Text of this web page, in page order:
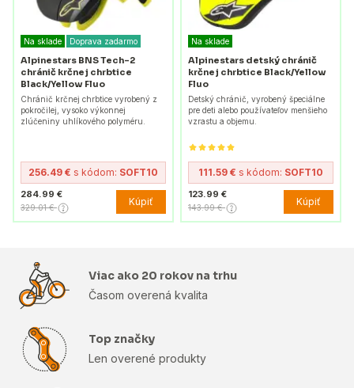
Na sklade Doprava zadarmo
Alpinestars BNS Tech-2
chránič krčnej chrbtice
Black/Yellow Fluo
Chránič krčnej chrbtice vyrobený z
pokročilej, vysoko výkonnej
zlúčeniny uhlíkového polyméru.
256.49 € s kódom: SOFT10
284.99 €
329.01 € Kúpiť
Na sklade
Alpinestars detský chránič
krčnej chrbtice Black/Yellow
Fluo
Detský chránič, vyrobený špeciálne
pre deti alebo používateľov menšieho
vzrastu a objemu.
111.59 € s kódom: SOFT10
123.99 €
143.99 € Kúpiť
Viac ako 20 rokov na trhu
Časom overená kvalita
Top značky
Len overené produkty